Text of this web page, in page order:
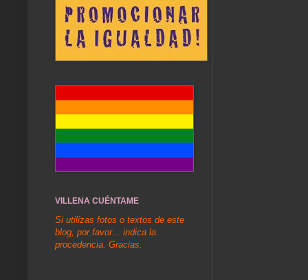
VILLENA CUÉNTAME
Si utilizas fotos o textos de este
blog, por favor... indica la
procedencia. Gracias.